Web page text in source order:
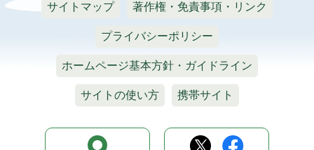
サイトマップ 著作権・免責事項・リンク
プライバシーポリシー
ホームページ基本方針・ガイドライン
サイトの使い方 携帯サイト